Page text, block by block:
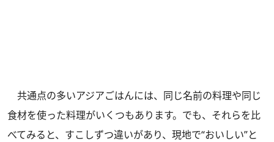
共通点の多いアジアごはんには、同じ名前の料理や同じ
食材を使った料理がいくつもあります。でも、それらを比
べてみると、すこしずつ違いがあり、現地で“おいしい”と